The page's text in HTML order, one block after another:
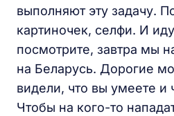
выполняют эту задачу.
картиночек, селфи. И
посмотрите, завтра мы
на Беларусь. Дорогие
видели, что вы умеете и
Чтобы на кого-то